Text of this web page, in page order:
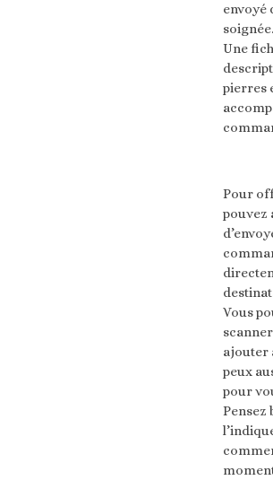
envoyé
soignée.
Une
pierres
Pour
pouvez
Vous
ajouter
peux
pour
Pensez